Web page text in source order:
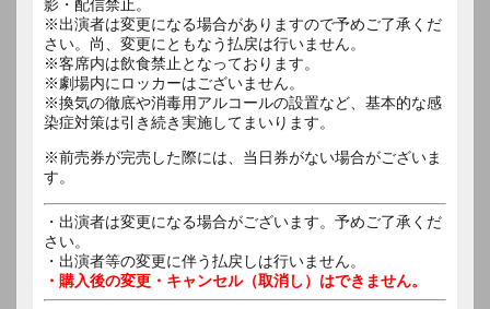
影・配信禁止。
※出演者は変更になる場合がありますので予めご了承くだ
さい。尚、変更にともなう払戻は行いません。
※客席内は飲食禁止となっております。
※劇場内にロッカーはございません。
※換気の徹底や消毒用アルコールの設置など、基本的な感
染症対策は引き続き実施してまいります。
※前売券が完売した際には、当日券がない場合がございま
す。
・出演者は変更になる場合がございます。予めご了承くだ
さい。
・出演者等の変更に伴う払戻しは行いません。
・購入後の変更・キャンセル（取消し）はできません。